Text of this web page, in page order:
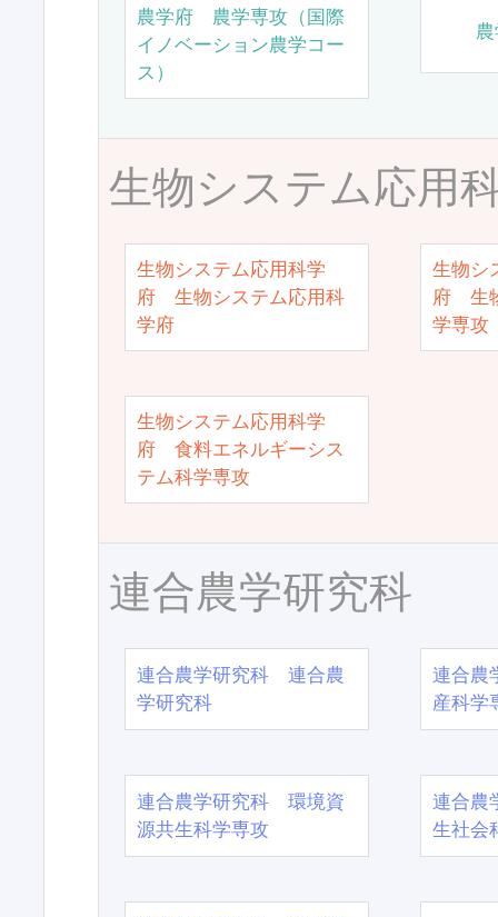
農学府 農学専攻（国際
イノベーション農学コー
ス）
生物システム応用
生物システム応用科学
府 生物システム応用科
学府
生物シ
府 生
学専攻
生物システム応用科学
府 食料エネルギーシス
テム科学専攻
連合農学研究科
連合農学研究科 連合農
学研究科
連合農
産科学
連合農学研究科 環境資
源共生科学専攻
連合農
生社会